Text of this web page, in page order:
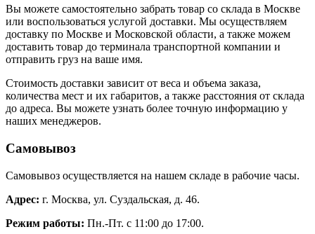
Вы можете самостоятельно забрать товар со склада в Москве
или воспользоваться услугой доставки. Мы осуществляем
доставку по Москве и Московской области, а также можем
доставить товар до терминала транспортной компании и
отправить груз на ваше имя.
Стоимость доставки зависит от веса и объема заказа,
количества мест и их габаритов, а также расстояния от склада
до адреса. Вы можете узнать более точную информацию у
наших менеджеров.
Самовывоз
Самовывоз осуществляется на нашем складе в рабочие часы.
Адрес: г. Москва, ул. Суздальская, д. 46.
Режим работы: Пн.-Пт. с 11:00 до 17:00.